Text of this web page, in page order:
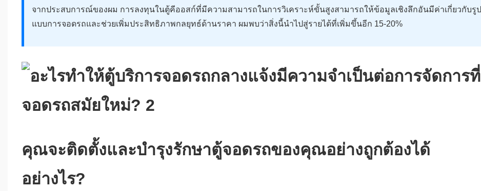
จากประสบการณ์ของผม การลงทุนในตู้คีออสก์ที่มีความสามารถในการวิเคราะห์ขั้นสูงสามารถให้ข้อมูลเชิงลึกอันมีค่าเกี่ยวกับรูป
แบบการจอดรถและช่วยเพิ่มประสิทธิภาพกลยุทธ์ด้านราคา ผมพบว่าสิ่งนี้นำไปสู่รายได้ที่เพิ่มขึ้นอีก 15-20%
คุณจะติดตั้งและบำรุงรักษาตู้จอดรถของคุณอย่างถูกต้องได้
อย่างไร?